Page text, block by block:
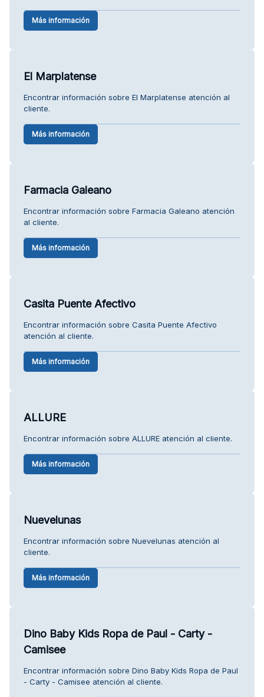
Más información
El Marplatense
Encontrar información sobre El Marplatense atención al
cliente.
Más información
Farmacia Galeano
Encontrar información sobre Farmacia Galeano atención
al cliente.
Más información
Casita Puente Afectivo
Encontrar información sobre Casita Puente Afectivo
atención al cliente.
Más información
ALLURE
Encontrar información sobre ALLURE atención al cliente.
Más información
Nuevelunas
Encontrar información sobre Nuevelunas atención al
cliente.
Más información
Dino Baby Kids Ropa de Paul - Carty -
Camisee
Encontrar información sobre Dino Baby Kids Ropa de Paul
- Carty - Camisee atención al cliente.